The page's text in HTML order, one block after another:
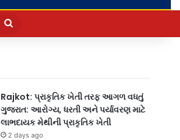
Search
Rajkot: પ્રાકૃતિક ખેતી તરફ આગળ વધતું
ગુજરાત: આરોગ્ય, ધરતી અને પર્યાવરણ માટે
લાભદાયક મેથીની પ્રાકૃતિક ખેતી
2 days ago